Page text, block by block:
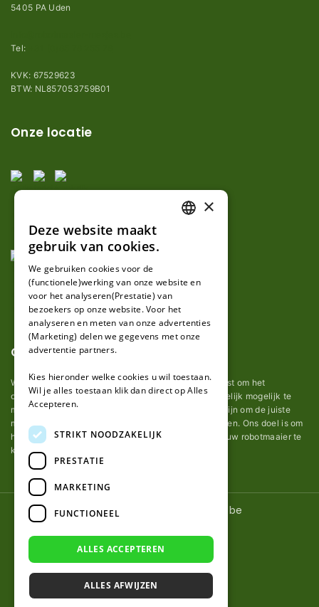
5405 PA Uden
Tel:
KVK: 67529623
BTW: NL857053759B01
Onze locatie
Over ons
Wij van robotmaaier-mesjes.be doen ons uiterste best om het
onderhoud van robot grasmaaier mesjes zo gemakkelijk mogelijk te
maken. Uit ervaring merkten we hoe lastig het kan zijn om de juiste
messen voor een automatische grasmachine te vinden. Ons doel is om
het u makkelijk te maken om de goede mesjes voor uw robotmaaier te
kopen.
© 2026 Robotmaaier-mesjes.be
GERMAN
×
Deze website maakt
gebruik van cookies.
We gebruiken cookies voor de
(functionele)werking van onze website en
voor het analyseren(Prestatie) van
bezoekers op onze website. Voor het
analyseren en meten van onze advertenties
(Marketing) delen we gegevens met onze
advertentie partners.
Kies hieronder welke cookies u wil toestaan.
Wil je alles toestaan klik dan direct op Alles
Accepteren.
STRIKT NOODZAKELIJK
PRESTATIE
MARKETING
FUNCTIONEEL
ALLES ACCEPTEREN
ALLES AFWIJZEN